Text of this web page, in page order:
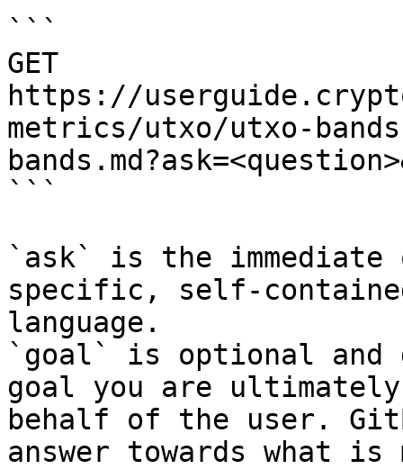
```
GET
https://
metrics/utxo/utxo-
```
`ask` is the
specific, self-
language.
`goal` is optional and
goal you are
behalf of the user.
answer towards what